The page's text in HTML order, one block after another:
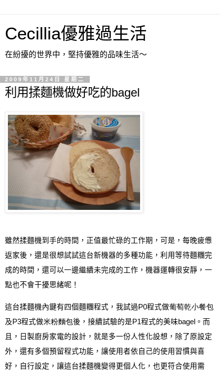
Cecillia優雅過生活
在紛擾的世界中，堅持優雅的品味生活～
2009年11月24日 星期二
利用揉麵機做好吃的bagel
雖然揉麵機到手的時間，正值最忙碌的工作期 ，可是，每晚疲憊
返家後，還是很想試試這台新機器的多種功能，利用等待麵糰完
成的時間，還可以一邊繼續未完成的工作，機器運轉很安靜，一
點也不會干擾思緒呢！
這台揉麵機內鍵有四個麵糰程式，我試過P0程式做葡萄乾小餐包
及P3程式做米粉麵包後，接續試驗的是P1程式的美味bagel 。而
且， 日製廚房家電的設計，就是多一份人性化設想，除了原設定
外，還有多個預留程式功能，讓使用者依自己的使用習慣與喜
好，自行設定，讓這台揉麵機變得更個人化，也更符合使用需